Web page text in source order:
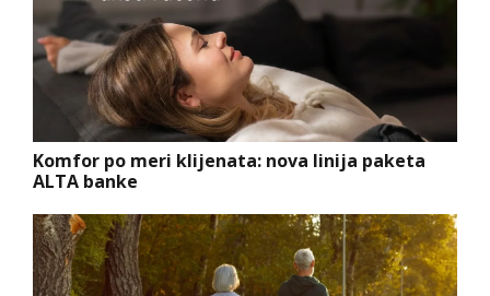
Komfor po meri klijenata: nova linija paketa
ALTA banke